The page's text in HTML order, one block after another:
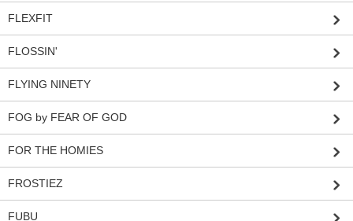
FLEXFIT
FLOSSIN'
FLYING NINETY
FOG by FEAR OF GOD
FOR THE HOMIES
FROSTIEZ
FUBU